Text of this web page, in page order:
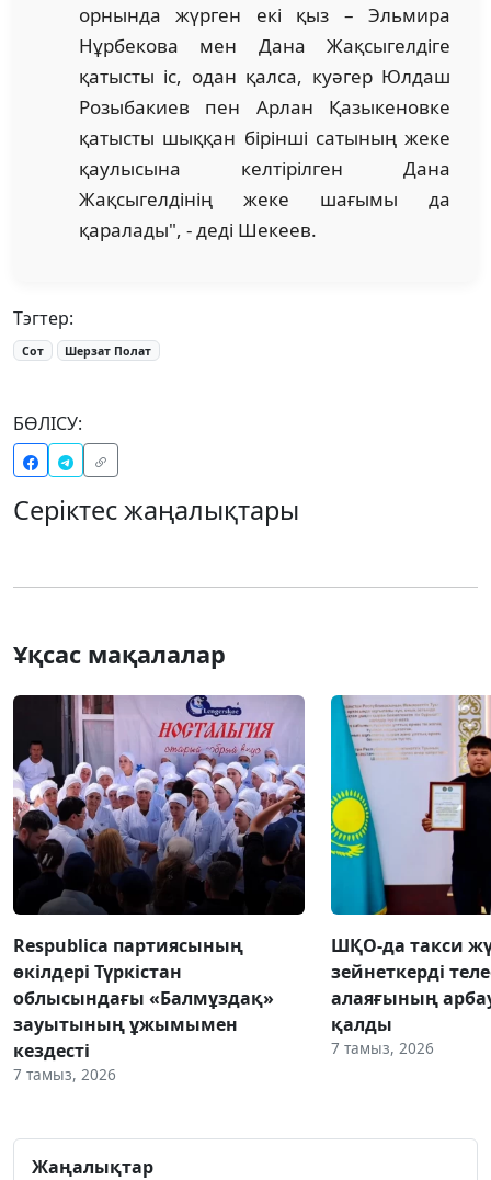
орнында жүрген екі қыз – Эльмира
Нұрбекова мен Дана Жақсыгелдіге
қатысты іс, одан қалса, куәгер Юлдаш
Розыбакиев пен Арлан Қазыкеновке
қатысты шыққан бірінші сатының жеке
қаулысына келтірілген Дана
Жақсыгелдінің жеке шағымы да
қаралады", - деді Шекеев.
Тэгтер:
Сот Шерзат Полат
БӨЛІСУ:
Серіктес жаңалықтары
Ұқсас мақалалар
Respublica партиясының
өкілдері Түркістан
облысындағы «Балмұздақ»
зауытының ұжымымен
кездесті
7 тамыз, 2026
ШҚО-да такси
зейнеткерді
алаяғының
қалды
7 тамыз, 2026
Жаңалықтар